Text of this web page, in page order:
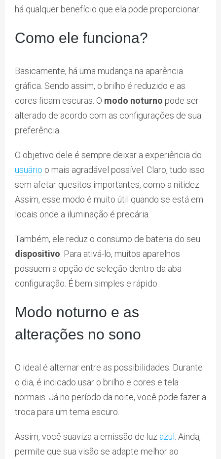
há qualquer benefício que ela pode proporcionar.
Como ele funciona?
Basicamente, há uma mudança na aparência
gráfica. Sendo assim, o brilho é reduzido e as
cores ficam escuras. O modo noturno pode ser
alterado de acordo com as configurações de sua
preferência.
O objetivo dele é sempre deixar a experiência do
usuário o mais agradável possível. Claro, tudo isso
sem afetar quesitos importantes, como a nitidez.
Assim, esse modo é muito útil quando se está em
locais onde a iluminação é precária.
Também, ele reduz o consumo de bateria do seu
dispositivo . Para ativá-lo, muitos aparelhos
possuem a opção de seleção dentro da aba
configuração. É bem simples e rápido.
Modo noturno e as
alterações no sono
O ideal é alternar entre as possibilidades. Durante
o dia, é indicado usar o brilho e cores e tela
normais. Já no período da noite, você pode fazer a
troca para um tema escuro.
Assim, você suaviza a emissão de luz azul . Ainda,
permite que sua visão se adapte melhor ao